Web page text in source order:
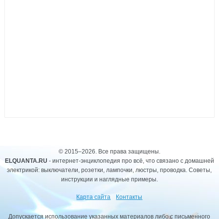
© 2015–2026. Все права защищены.
ELQUANTA.RU - интернет-энциклопедия про всё, что связано с домашней
электрикой: выключатели, розетки, лампочки, люстры, проводка. Советы,
инструкции и наглядные примеры.
Карта сайта Контакты
Допускается использование указанных материалов либо с письменного